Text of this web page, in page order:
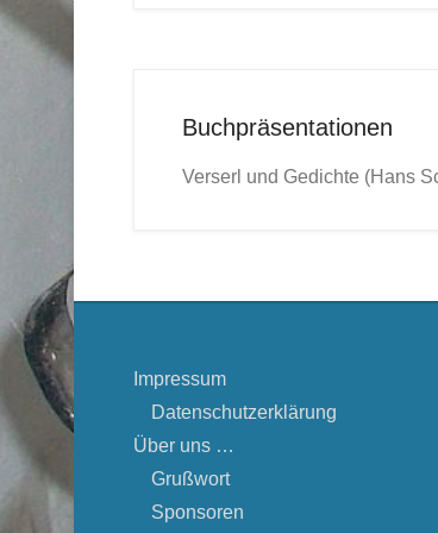
Buchpräsentationen
Verserl und Gedichte (Hans
Impressum
Datenschutzerklärung
Über uns …
Grußwort
Sponsoren